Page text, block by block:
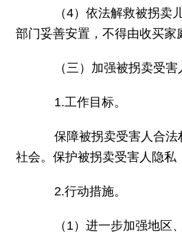
（4）依法解救被拐卖儿
部门妥善安置，不得由收买
（三）加强被拐卖受害
1.工作目标。
保障被拐卖受害人合法权
社会。保护被拐卖受害人隐私
2.行动措施。
（1）进一步加强地区、